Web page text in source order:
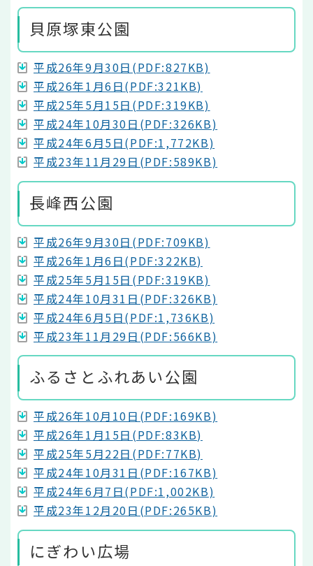
貝原塚東公園
平成26年9月30日(PDF:827KB)
平成26年1月6日(PDF:321KB)
平成25年5月15日(PDF:319KB)
平成24年10月30日(PDF:326KB)
平成24年6月5日(PDF:1,772KB)
平成23年11月29日(PDF:589KB)
長峰西公園
平成26年9月30日(PDF:709KB)
平成26年1月6日(PDF:322KB)
平成25年5月15日(PDF:319KB)
平成24年10月31日(PDF:326KB)
平成24年6月5日(PDF:1,736KB)
平成23年11月29日(PDF:566KB)
ふるさとふれあい公園
平成26年10月10日(PDF:169KB)
平成26年1月15日(PDF:83KB)
平成25年5月22日(PDF:77KB)
平成24年10月31日(PDF:167KB)
平成24年6月7日(PDF:1,002KB)
平成23年12月20日(PDF:265KB)
にぎわい広場